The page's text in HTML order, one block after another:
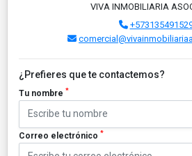
VIVA INMOBILIARIA
¿Prefieres que te contactemos?
Tu nombre *
Correo electrónico *